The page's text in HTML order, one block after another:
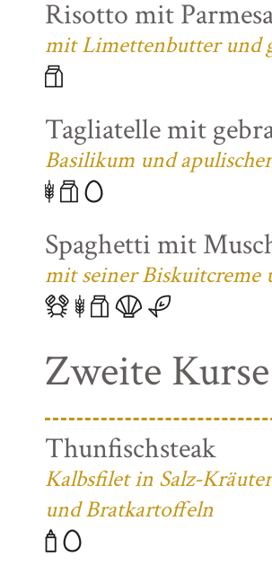
Risotto mit
mit Limettenbutter und
Tagliatelle mit
Basilikum und
Spaghetti mit
mit seiner Biskuitcreme
Zweite Kurse
Thunfischsteak
Kalbsfilet in Salz-
und Bratkartoffeln